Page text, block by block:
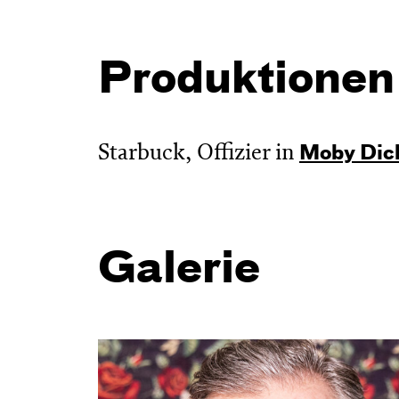
Produktionen
Starbuck, Offizier in Moby
Galerie